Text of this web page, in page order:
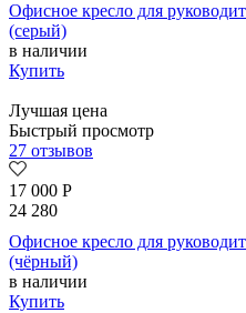
Офисное кресло для
(серый)
в наличии
Купить
Лучшая цена
Быстрый просмотр
27 отзывов
17 000 Р
24 280
Офисное кресло для
(чёрный)
в наличии
Купить